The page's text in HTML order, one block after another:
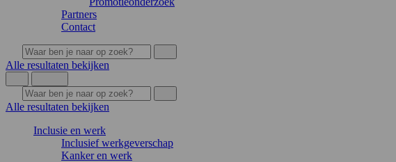
Partners
Contact
Alle resultaten bekijken
Alle resultaten bekijken
Inclusie en werk
Inclusief werkgeverschap
Kanker en werk